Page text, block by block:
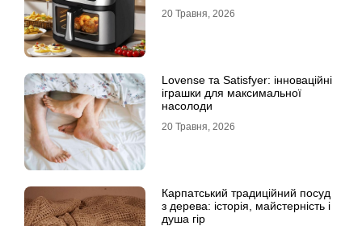
20 Травня, 2026
Lovense та Satisfyer: інноваційні
іграшки для максимальної
насолоди
20 Травня, 2026
Карпатський традиційний посуд
з дерева: історія, майстерність і
душа гір